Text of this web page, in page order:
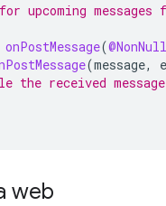
upcoming messages
onPostMessage(@NonNull
(message,
the received
web